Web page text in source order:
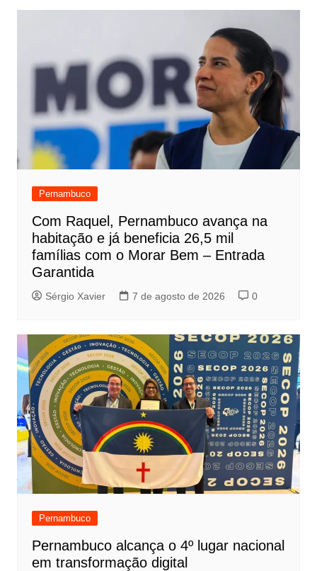
Pernambuco
Com Raquel, Pernambuco avança na
habitação e já beneficia 26,5 mil
famílias com o Morar Bem – Entrada
Garantida
Sérgio Xavier 7 de agosto de 2026 0
Pernambuco
Pernambuco alcança o 4º lugar nacional
em transformação digital